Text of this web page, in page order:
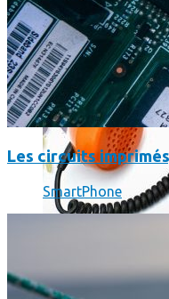
Les circuits
SmartPhone